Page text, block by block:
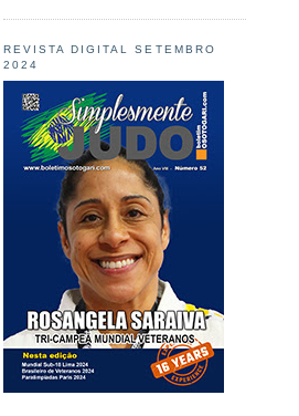
REVISTA DIGITAL SETEMBRO
2024